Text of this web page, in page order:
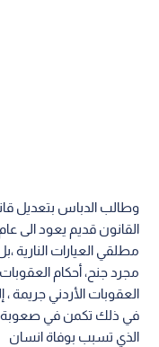
وطالب الدباس بتعديل
مطلقي العيارات النارية
مجرد جنح، أحكام
العقوبات الأردني جريمة
في ذلك تكمن في صعوبة
الذي تسبب بوفاة انسان